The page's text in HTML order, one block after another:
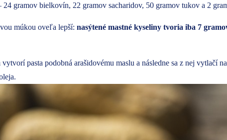
gramov bielkovín, 22 gramov sacharidov, 50 gramov tukov a 2
múkou oveľa lepší: nasýtené mastné kyseliny tvoria iba 7
pasta podobná arašidovému maslu a následne sa z nej vytlačí